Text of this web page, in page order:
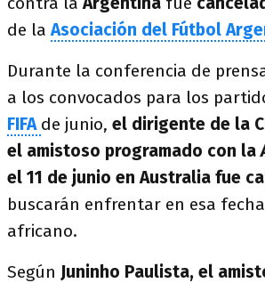
de laAsociación del Fútbol
Durante la conferencia de
a los convocados para los
FIFA de junio, el dirigente de la
el amistoso programado con la
el 11 de junio en Australia fue
buscarán enfrentar en esa
africano.
Según Juninho Paulista, el